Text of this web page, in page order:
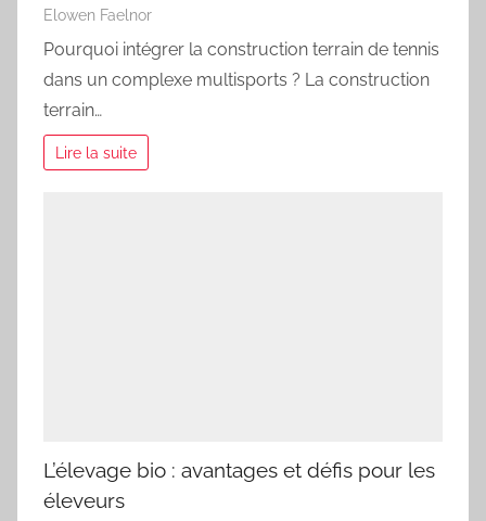
Elowen Faelnor
Pourquoi intégrer la construction terrain de tennis
dans un complexe multisports ? La construction
terrain…
Lire la suite
L’élevage bio : avantages et défis pour les
éleveurs